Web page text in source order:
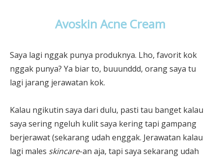
Avoskin Acne Cream
Saya lagi nggak punya produknya. Lho, favorit kok
nggak punya? Ya biar to, buuunddd, orang saya tu
lagi jarang jerawatan kok.
Kalau ngikutin saya dari dulu, pasti tau banget kalau
saya sering ngeluh kulit saya kering tapi gampang
berjerawat (sekarang udah enggak. Jerawatan kalau
lagi males skincare-an aja, tapi saya sekarang udah